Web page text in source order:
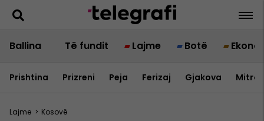
Ballina Të fundit Lajme Botë
Prishtina Prizreni Peja Ferizaj Gjakova
Lajme > Kosovë